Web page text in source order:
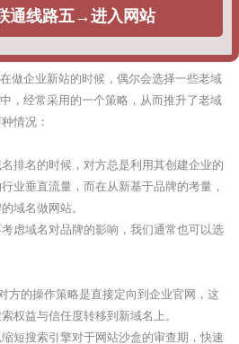
，每当搜索引擎算法调整的时候，网站排
站遭遇降权。
做企业新站的时候，偶尔会选择一些老域
，经常采用的一个策略，从而推升了老域
情况：
排名的时候，对方总是利用其创建企业的
业垂直流量，而在从新基于品牌的考量，
域名做网站。
虑域名对品牌的影响，我们通常也可以选
方的操作策略是直接定向到企业官网，这
权益与信任度转移到新域名上。
短搜索引擎对于网站沙盒的审查期，快速